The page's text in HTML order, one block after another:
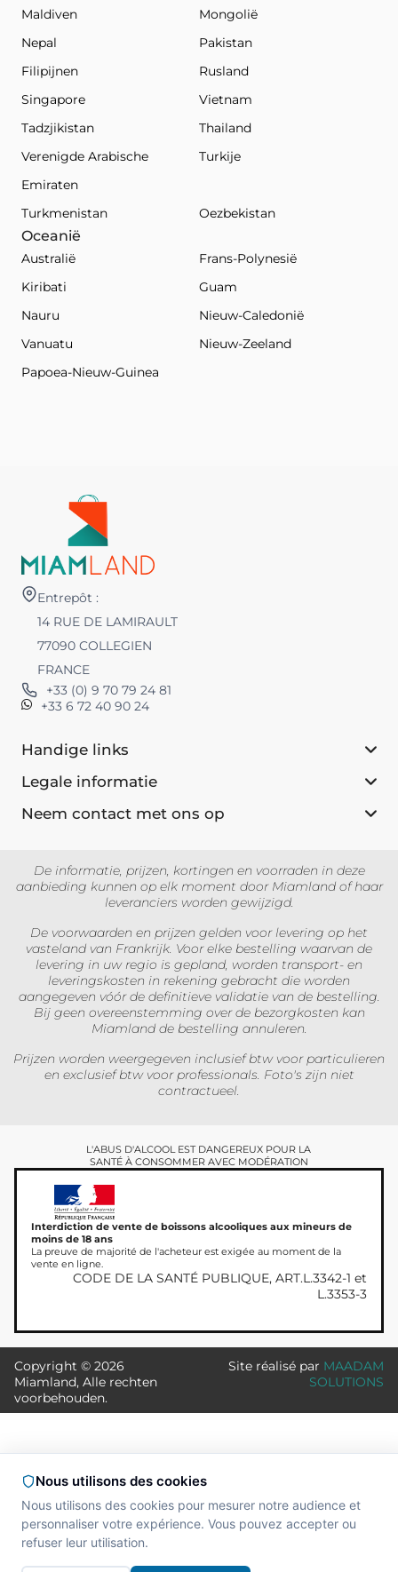
Maldiven
Mongolië
Nepal
Pakistan
Filipijnen
Rusland
Singapore
Vietnam
Tadzjikistan
Thailand
Verenigde Arabische
Emiraten
Turkije
Turkmenistan Oezbekistan
Oceanië
Australië
Frans-Polynesië
Kiribati
Guam
Nauru
Nieuw-Caledonië
Vanuatu
Nieuw-Zeeland
Papoea-Nieuw-Guinea
Entrepôt :
14 RUE DE LAMIRAULT
77090 COLLEGIEN
FRANCE
+33 (0) 9 70 79 24 81
+33 6 72 40 90 24
Handige links
Legale informatie
Neem contact met ons op
De informatie, prijzen, kortingen en voorraden in deze
aanbieding kunnen op elk moment door Miamland of haar
leveranciers worden gewijzigd.
De voorwaarden en prijzen gelden voor levering op het
vasteland van Frankrijk. Voor elke bestelling waarvan de
levering in uw regio is gepland, worden transport- en
leveringskosten in rekening gebracht die worden
aangegeven vóór de definitieve validatie van de bestelling.
Bij geen overeenstemming over de bezorgkosten kan
Miamland de bestelling annuleren.
Prijzen worden weergegeven inclusief btw voor particulieren
en exclusief btw voor professionals. Foto's zijn niet
contractueel.
L'ABUS D'ALCOOL EST DANGEREUX POUR LA
SANTÉ À CONSOMMER AVEC MODÉRATION
Interdiction de vente de boissons alcooliques aux mineurs de
moins de 18 ans
La preuve de majorité de l'acheteur est exigée au moment de la
vente en ligne.
CODE DE LA SANTÉ PUBLIQUE, ART.L.3342-1 et
L.3353-3
Copyright © 2026
Miamland, Alle rechten
voorbehouden.
Site réalisé par MAADAM
SOLUTIONS
Nous utilisons des cookies
Nous utilisons des cookies pour mesurer notre audience et
personnaliser votre expérience. Vous pouvez accepter ou
refuser leur utilisation.